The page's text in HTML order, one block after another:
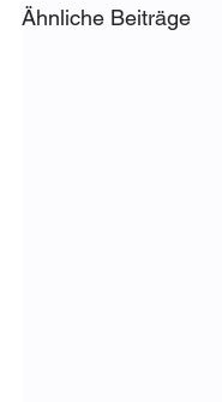
Ähnliche Beiträge